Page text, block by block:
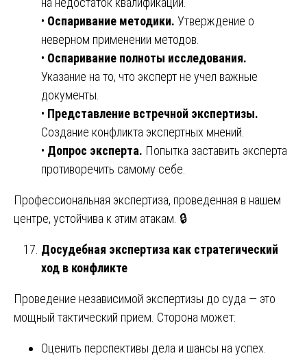
• Оспаривание методики. Утверждение о
неверном применении методов.
• Оспаривание полноты исследования.
Указание на то, что эксперт не учел важные
документы.
• Представление встречной экспертизы.
Создание конфликта экспертных мнений.
• Допрос эксперта. Попытка заставить эксперта
противоречить самому себе.
Профессиональная экспертиза, проведенная в нашем
центре, устойчива к этим атакам. 🔒
Досудебная экспертиза как стратегический
ход в конфликте
Проведение независимой экспертизы до суда — это
мощный тактический прием. Сторона может:
Оценить перспективы дела и шансы на успех.